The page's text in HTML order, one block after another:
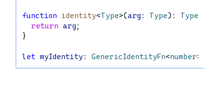
function identity<Type>(arg : Type): Type
return arg ;
}
let myIdentity: GenericIdentityFn<number> =